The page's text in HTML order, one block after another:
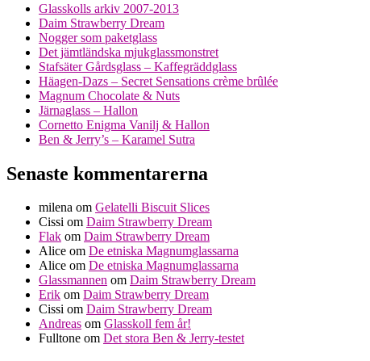
Glasskolls arkiv 2007-2013
Daim Strawberry Dream
Nogger som paketglass
Det jämtländska mjukglassmonstret
Stafsäter Gårdsglass – Kaffegräddglass
Häagen-Dazs – Secret Sensations crème brûlée
Magnum Chocolate & Nuts
Järnaglass – Hallon
Cornetto Enigma Vanilj & Hallon
Ben & Jerry’s – Karamel Sutra
Senaste kommentarerna
milena om Gelatelli Biscuit Slices
Cissi om Daim Strawberry Dream
Flak om Daim Strawberry Dream
Alice om De etniska Magnumglassarna
Alice om De etniska Magnumglassarna
Glassmannen om Daim Strawberry Dream
Erik om Daim Strawberry Dream
Cissi om Daim Strawberry Dream
Andreas om Glasskoll fem år!
Fulltone om Det stora Ben & Jerry-testet